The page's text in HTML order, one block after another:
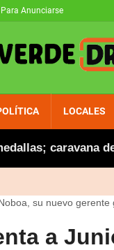
Para Anunciarse
LOCALES
caravana del
a